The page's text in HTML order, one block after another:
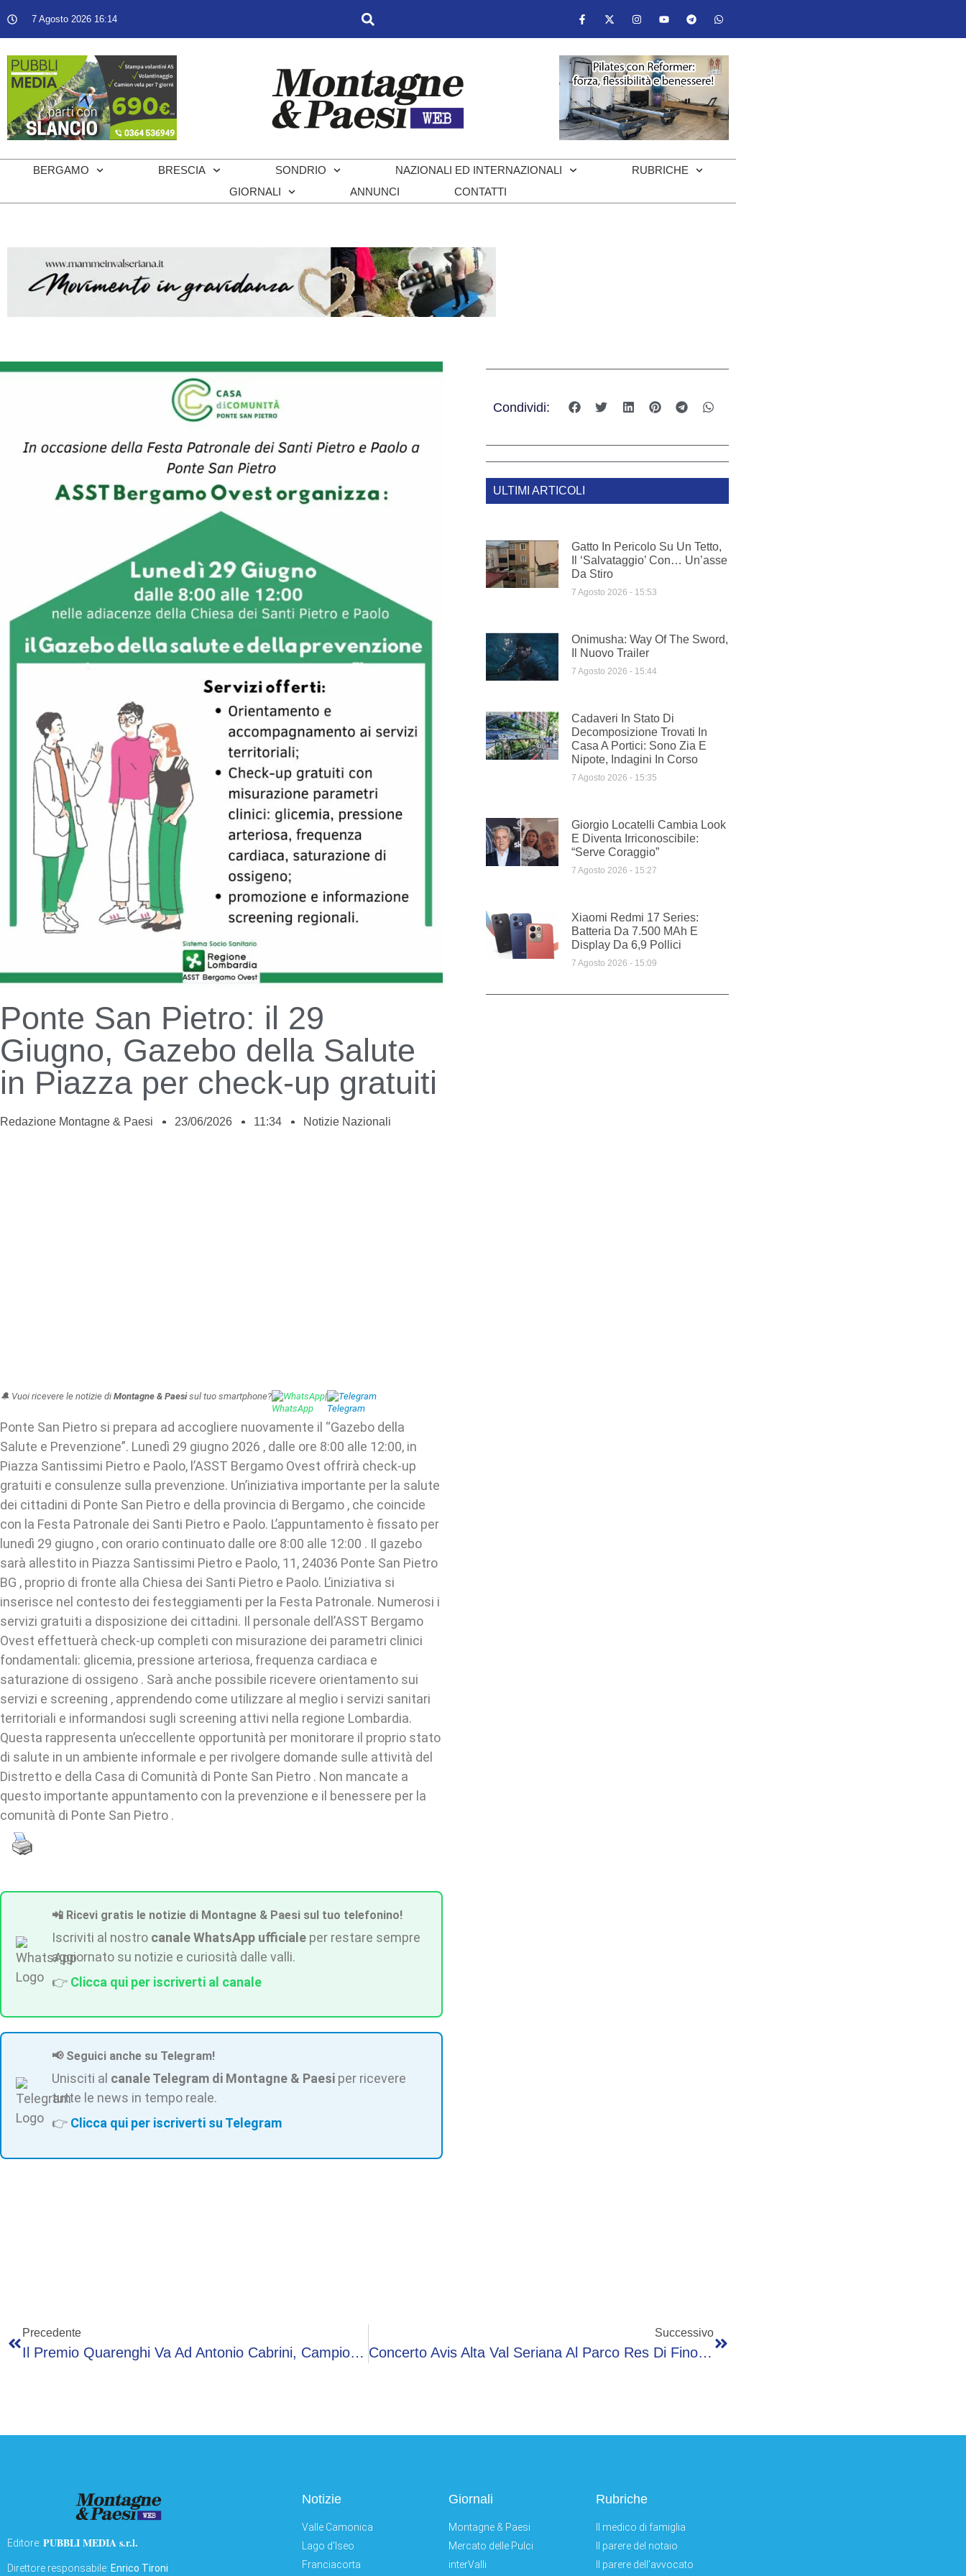
7 Agosto 2026 16:14
BERGAMO BRESCIA SONDRIO NAZIONALI ED INTERNAZIONALI
RUBRICHE
GIORNALI
ANNUNCI CONTATTI
Ponte San Pietro: il 29
Giugno, Gazebo della Salute
in Piazza per check-up gratuiti
Redazione Montagne & Paesi 23/06/2026 11:34 Notizie Nazionali
🔔 Vuoi ricevere le notizie di Montagne & Paesisul tuo smartphone? WhatsApp| Telegram
Ponte San Pietro si prepara ad accogliere nuovamente il “Gazebo della
Salute e Prevenzione”. Lunedì 29 giugno 2026 , dalle ore 8:00 alle 12:00, in
Piazza Santissimi Pietro e Paolo, l’ASST Bergamo Ovest offrirà check-up
gratuiti e consulenze sulla prevenzione. Un’iniziativa importante per la salute
dei cittadini di Ponte San Pietro e della provincia di Bergamo , che coincide
con la Festa Patronale dei Santi Pietro e Paolo. L’appuntamento è fissato per
lunedì 29 giugno , con orario continuato dalle ore 8:00 alle 12:00 . Il gazebo
sarà allestito in Piazza Santissimi Pietro e Paolo, 11, 24036 Ponte San Pietro
BG , proprio di fronte alla Chiesa dei Santi Pietro e Paolo. L’iniziativa si
inserisce nel contesto dei festeggiamenti per la Festa Patronale. Numerosi i
servizi gratuiti a disposizione dei cittadini. Il personale dell’ASST Bergamo
Ovest effettuerà check-up completi con misurazione dei parametri clinici
fondamentali: glicemia, pressione arteriosa, frequenza cardiaca e
saturazione di ossigeno . Sarà anche possibile ricevere orientamento sui
servizi e screening , apprendendo come utilizzare al meglio i servizi sanitari
territoriali e informandosi sugli screening attivi nella regione Lombardia.
Questa rappresenta un’eccellente opportunità per monitorare il proprio stato
di salute in un ambiente informale e per rivolgere domande sulle attività del
Distretto e della Casa di Comunità di Ponte San Pietro . Non mancate a
questo importante appuntamento con la prevenzione e il benessere per la
comunità di Ponte San Pietro .
📲 Ricevi gratis le notizie di Montagne & Paesi sul tuo telefonino!
Iscriviti al nostro canale WhatsApp ufficiale per restare sempre
aggiornato su notizie e curiosità dalle valli.
👉 Clicca qui per iscriverti al canale
📢 Seguici anche su Telegram!
Unisciti al canale Telegram di Montagne & Paesi per ricevere
tutte le news in tempo reale.
👉 Clicca qui per iscriverti su Telegram
Condividi:
ULTIMI ARTICOLI
Gatto In Pericolo Su Un Tetto,
Il ‘salvataggio’ Con… Un’asse
Da Stiro
7 Agosto 2026 15:53
Onimusha: Way Of The Sword,
Il Nuovo Trailer
7 Agosto 2026 15:44
Cadaveri In Stato Di
Decomposizione Trovati In
Casa A Portici: Sono Zia E
Nipote, Indagini In Corso
7 Agosto 2026 15:35
Giorgio Locatelli Cambia Look
E Diventa Irriconoscibile:
“Serve Coraggio”
7 Agosto 2026 15:27
Xiaomi Redmi 17 Series:
Batteria Da 7.500 MAh E
Display Da 6,9 Pollici
7 Agosto 2026 15:09
Precedente
Il Premio Quarenghi Va Ad Antonio Cabrini, Campione Mundial A Spagna ‘82
Successivo
Concerto Avis Alta Val Seriana Al Parco Res Di Fino Del Monte Con L’argento Olimpico Federico Tomasoni
Editore: PUBBLI MEDIA s.r.l.
Direttore responsabile: Enrico Tironi
Notizie
Valle Camonica
Lago d'Iseo
Franciacorta
Giornali
Montagne & Paesi
Mercato delle Pulci
interValli
Rubriche
Il medico di famiglia
Il parere del notaio
Il parere dell'avvocato